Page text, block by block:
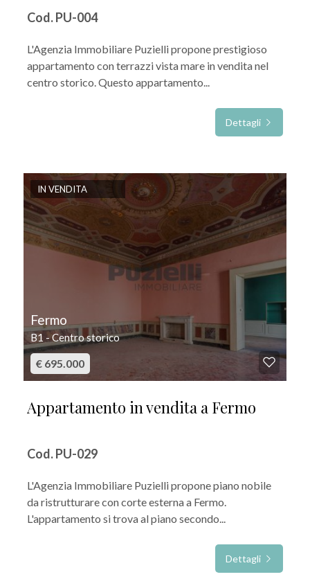
Cod. PU-004
L'Agenzia Immobiliare Puzielli propone prestigioso
appartamento con terrazzi vista mare in vendita nel
centro storico. Questo appartamento...
Dettagli
IN VENDITA
Fermo
B1 - Centro storico
€ 695.000
Appartamento in vendita a Fermo
Cod. PU-029
L'Agenzia Immobiliare Puzielli propone piano nobile
da ristrutturare con corte esterna a Fermo.
L'appartamento si trova al piano secondo...
Dettagli